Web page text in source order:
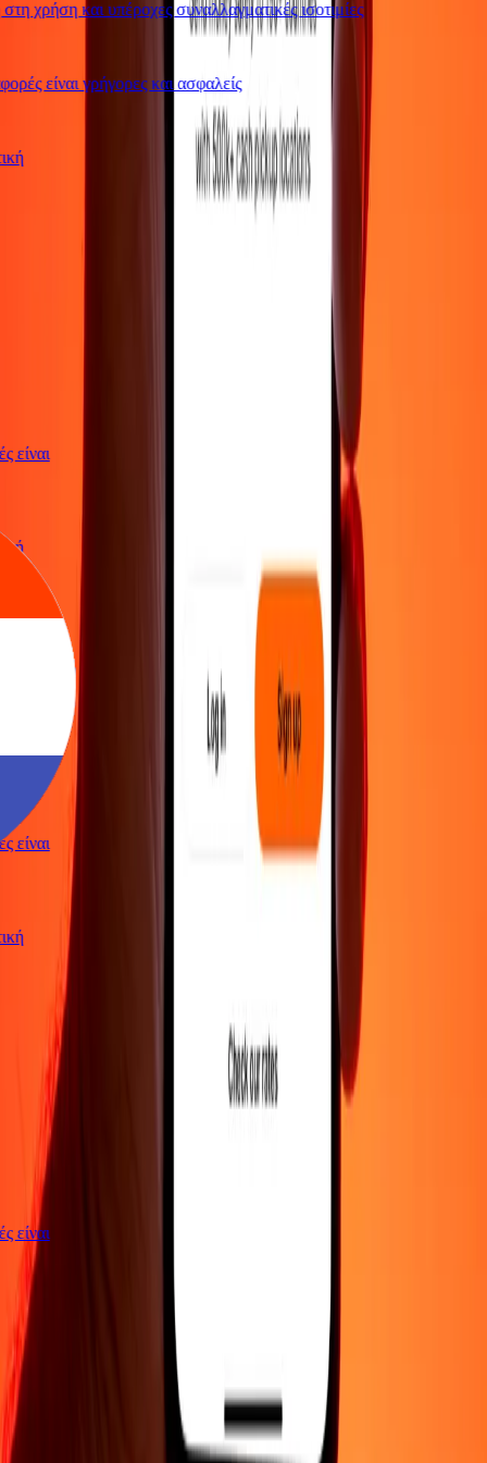
χρήση και υπέροχες συναλλαγματικές ισοτιμίες
είναι γρήγορες και ασφαλείς
είναι
είναι
είναι
ΕΤΑΙΡΕΙΑ
Σχετικά με εμάς
Θέσεις εργασίαςΑσφάλεια
πράκτορας
ΥΠΟΣΤΗΡΙΞΗ